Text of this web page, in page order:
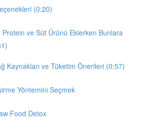
(0:20)
Protein ve Süt Ürünü Eklerken Bunlara
Kaynakları ve Tüketim Önerileri (0:57)
Yöntemini Seçmek
Food Detox